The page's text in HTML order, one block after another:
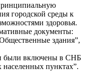
городской среды к
здоровья.
документы:
здания”,
были включены в СНБ
населенных пунктах”.